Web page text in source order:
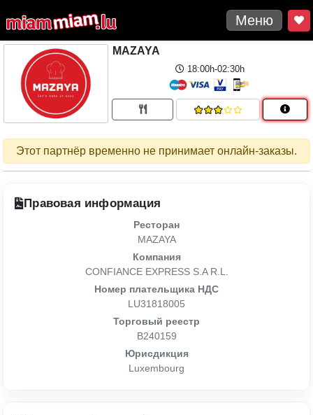
Меню
MAZAYA
18:00h-02:30h
Этот партнёр временно не принимает онлайн-заказы.
Правовая информация
Ресторан
MAZAYA
Компания
CONFIANCE EXPRESS S.A R.L.
Номер плательщика НДС
LU31818005
Торговый реестр
B240159
Юрисдикция
Luxembourg